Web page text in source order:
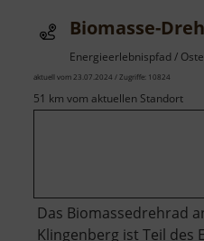
Biomasse-
Energieerlebnispfad /
aktuell vom 23.07.2024 / Zugriffe: 10824
51 km vom aktuellen Standort
Das Biomassedrehrad
Klingenberg ist Teil des